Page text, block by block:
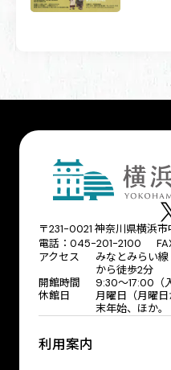
〒231-0021 神奈川県横浜
電話：045-201-2100
アクセス
みなとみらい
から徒歩2分
開館時間
9:30〜17:00（
休館日
月曜日（月曜
末年始、ほか。
利用案内